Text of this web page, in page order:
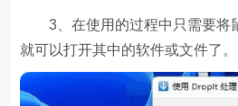
3、在使用的过程中只需要将
就可以打开其中的软件或文件了。